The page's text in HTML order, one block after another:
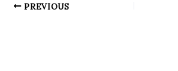
PREVIOUS